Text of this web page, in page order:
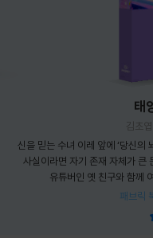
태
김초엽
신을 믿는 수녀 이레 앞에 ‘당신의
사실이라면 자기 존재 자체가 큰
유튜버인 옛 친구와 함께
패브릭